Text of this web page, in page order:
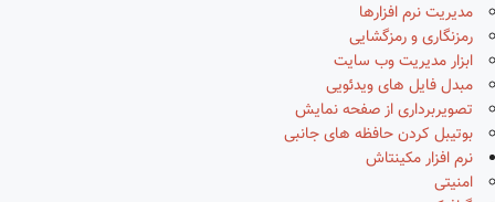
مدیریت نرم افزارها
رمزنگاری و رمزگشایی
ابزار مدیریت وب سایت
مبدل فایل های ویدئویی
تصویربرداری از صفحه نمایش
بوتیبل کردن حافظه های جانبی
نرم افزار مکینتاش
امنیتی